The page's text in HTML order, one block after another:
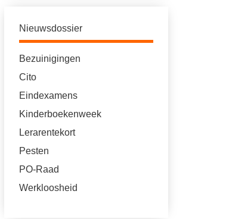
Nieuwsdossier
Bezuinigingen
Cito
Eindexamens
Kinderboekenweek
Lerarentekort
Pesten
PO-Raad
Werkloosheid